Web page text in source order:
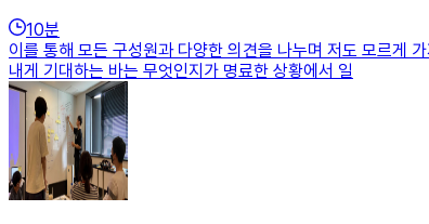
10분
이를 통해 모든 구성원과 다양한 의견을 나누며 저도 모르게
내게 기대하는 바는 무엇인지가 명료한 상황에서 일